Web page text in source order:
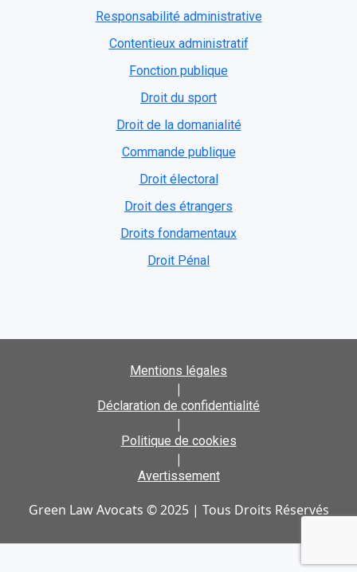
Responsabilité administrative
Contentieux administratif
Fonction publique
Droit du sport
Droit de la domanialité
Commande publique
Droit électoral
Droit des étrangers
Droits fondamentaux
Droit Pénal
Mentions légales
|
Déclaration de confidentialité
|
Politique de cookies
|
Avertissement
Green Law Avocats © 2025 | Tous Droits Réservés